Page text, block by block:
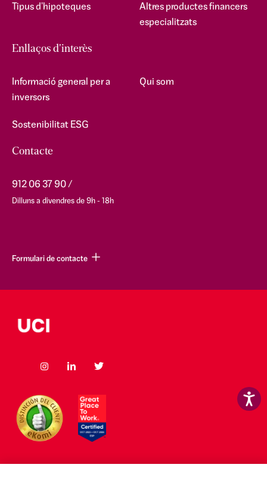
Tipus d'hipoteques
Altres productes financers
especialitzats
Enllaços d'interès
Informació general per a
inversors
Qui som
Sostenibilitat ESG
Contacte
912 06 37 90
Dilluns a divendres de 9h - 18h
Formulari de contacte